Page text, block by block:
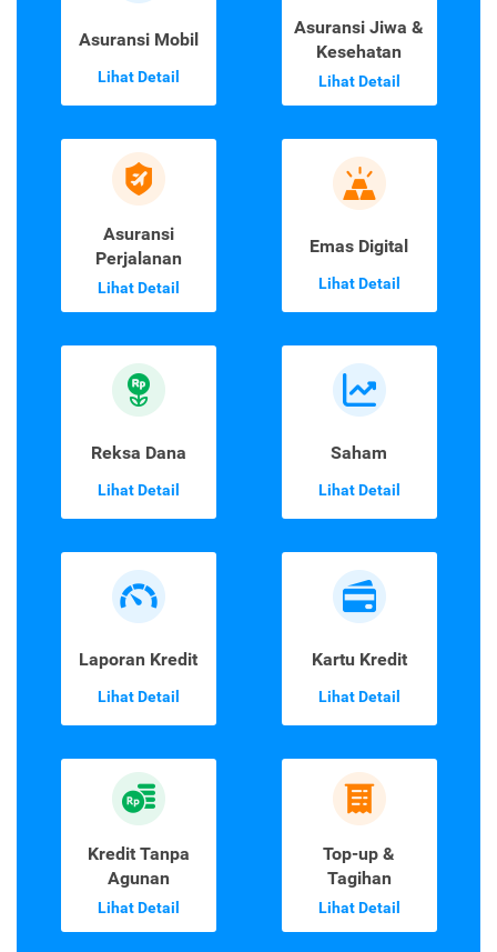
Asuransi Mobil
Lihat Detail
Asuransi Jiwa &
Kesehatan
Lihat Detail
Asuransi
Perjalanan
Lihat Detail
Emas Digital
Lihat Detail
Reksa Dana
Lihat Detail
Saham
Lihat Detail
Laporan Kredit
Lihat Detail
Kartu Kredit
Lihat Detail
Kredit Tanpa
Agunan
Lihat Detail
Top-up &
Tagihan
Lihat Detail